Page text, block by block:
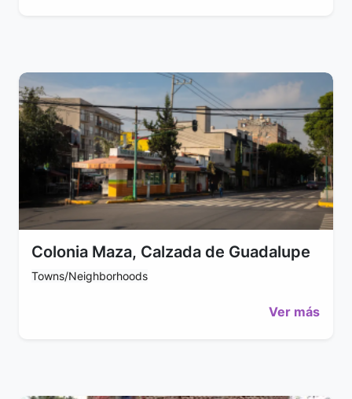
Colonia Maza, Calzada de Guadalupe
Towns/Neighborhoods
Ver más